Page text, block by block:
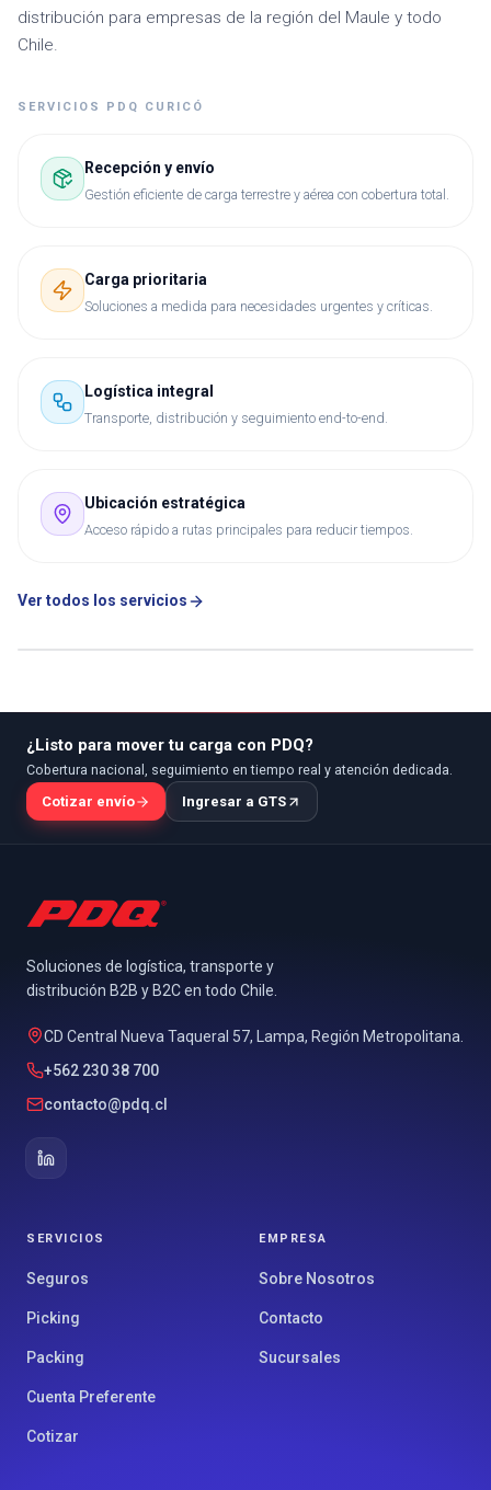
distribución para empresas de la región del Maule y todo
Chile.
SERVICIOS PDQ CURICÓ
Recepción y envío
Gestión eficiente de carga terrestre y aérea con cobertura total.
Carga prioritaria
Soluciones a medida para necesidades urgentes y críticas.
Logística integral
Transporte, distribución y seguimiento end-to-end.
Ubicación estratégica
Acceso rápido a rutas principales para reducir tiempos.
Ver todos los servicios
¿Listo para mover tu carga con PDQ?
Cobertura nacional, seguimiento en tiempo real y atención dedicada.
Cotizar envío
Ingresar a GTS
Soluciones de logística, transporte y
distribución B2B y B2C en todo Chile.
CD Central Nueva Taqueral 57, Lampa, Región Metropolitana.
+562 230 38 700
contacto@pdq.cl
SERVICIOS
Seguros
Picking
Packing
Cuenta Preferente
Cotizar
EMPRESA
Sobre Nosotros
Contacto
Sucursales